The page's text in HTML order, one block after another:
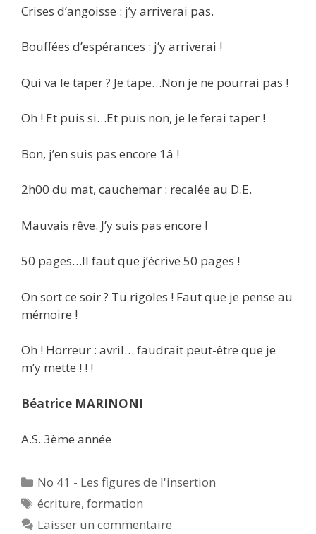
Crises d’angoisse : j’y arriverai pas.
Bouffées d’espérances : j’y arriverai !
Qui va le taper ? Je tape…Non je ne pourrai pas !
Oh ! Et puis si…Et puis non, je le ferai taper !
Bon, j’en suis pas encore 1â !
2h00 du mat, cauchemar : recalée au D.E.
Mauvais rêve. J’y suis pas encore !
50 pages…Il faut que j’écrive 50 pages !
On sort ce soir ? Tu rigoles ! Faut que je pense au
mémoire !
Oh ! Horreur : avril… faudrait peut-être que je
m’y mette ! ! !
Béatrice MARINONI
A.S. 3ème année
Catégories
No 41 - Les figures de l'insertion
Étiquettes
écriture,formation
Laisser un commentaire